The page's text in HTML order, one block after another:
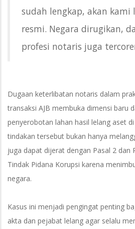
sudah lengkap, akan kami
resmi. Negara dirugikan,
profesi notaris juga
Dugaan keterlibatan notaris dalam
transaksi AJB membuka dimensi baru
penyerobotan lahan hasil lelang aset
tindakan tersebut bukan hanya
juga dapat dijerat dengan Pasal 2 dan
Tindak Pidana Korupsi karena
negara.
Kasus ini menjadi pengingat penting
akta dan pejabat lelang agar selalu